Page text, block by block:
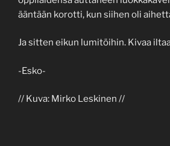
ääntään korotti, kun siihen oli
Ja sitten eikun lumitöihin. Kivaa
-Esko-
// Kuva: Mirko Leskinen //